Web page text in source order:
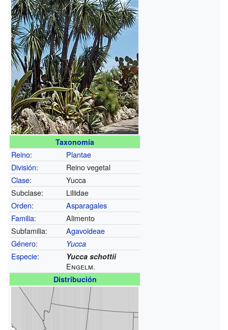
Taxonomía
Reino:
Plantae
División:
Reino vegetal
Clase:
Yucca
Subclase:
Liliidae
Orden:
Asparagales
Familia:
Alimento
Subfamilia:
Agavoideae
Género: Yucca
Especie: Yucca schottii
Engelm.
Distribución